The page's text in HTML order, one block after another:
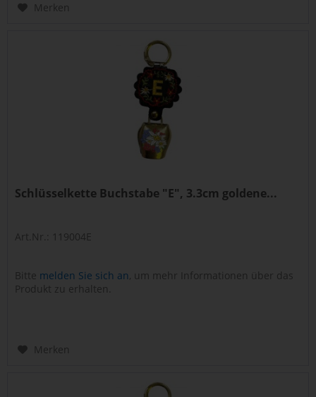
Merken
Schlüsselkette Buchstabe "E", 3.3cm goldene...
Art.Nr.: 119004E
Bitte melden Sie sich an, um mehr Informationen über das
Produkt zu erhalten.
Merken